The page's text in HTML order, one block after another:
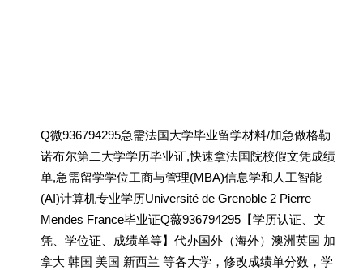
Q微936794295急需法国大学毕业留学材料/加急做格勒
诺布尔第二大学学历毕业证,快速拿法国院校假文凭成绩
单,急需留学学位工商与管理(MBA)信息学和人工智能
(AI)计算机专业学历Université de Grenoble 2 Pierre
Mendes France毕业证Q薇936794295【学历认证、文
凭、学位证、成绩单等】代办国外（海外）澳洲英国 加
拿大 韩国 美国 新西兰 等各大学，修改成绩单分数，学